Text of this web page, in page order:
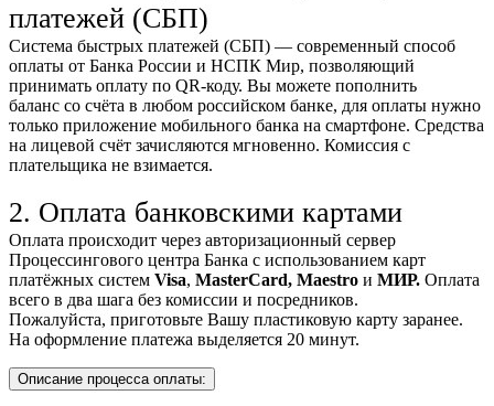
платежей (СБП)
Система быстрых платежей (СБП) — современный способ
оплаты от Банка России и НСПК Мир, позволяющий
принимать оплату по QR-коду. Вы можете пополнить
баланс со счёта в любом российском банке, для оплаты нужно
только приложение мобильного банка на смартфоне. Средства
на лицевой счёт зачисляются мгновенно. Комиссия с
плательщика не взимается.
2. Оплата банковскими картами
Оплата происходит через авторизационный сервер
Процессингового центра Банка с использованием карт
платёжных систем Visa, MasterCard, Maestro и МИР. Оплата
всего в два шага без комиссии и посредников.
Пожалуйста, приготовьте Вашу пластиковую карту заранее.
На оформление платежа выделяется 20 минут.
Описание процесса оплаты: